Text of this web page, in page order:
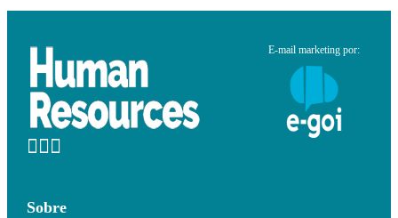
E-mail marketing por:
Sobre